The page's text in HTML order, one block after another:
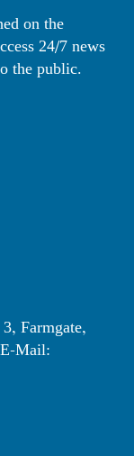
on the
24/7 news
the public.
Farmgate,
Mail: